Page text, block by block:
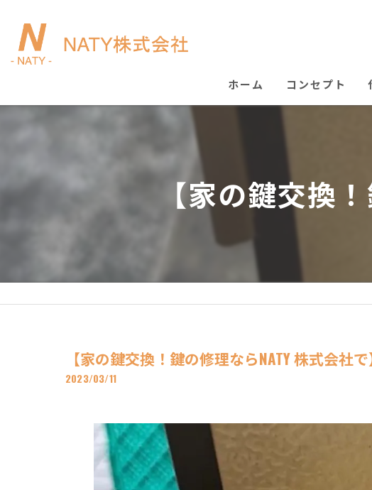
ホーム コンセプト
【家の鍵交換
【家の鍵交換！鍵の修理ならNATY 株式会社で
2023/03/11